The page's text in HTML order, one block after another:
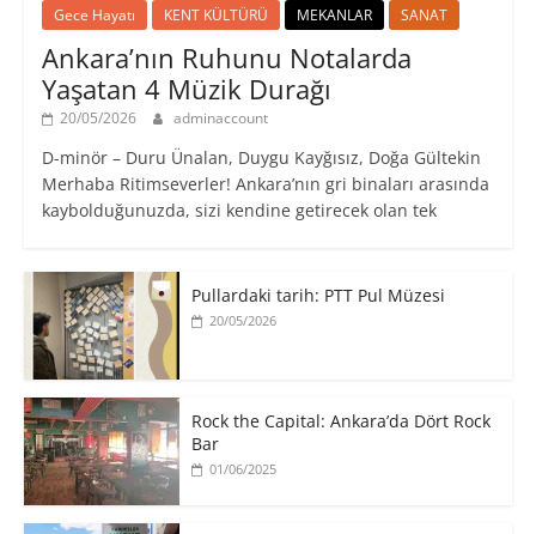
Gece Hayatı KENT KÜLTÜRÜ MEKANLAR SANAT
Ankara’nın Ruhunu Notalarda
Yaşatan 4 Müzik Durağı
20/05/2026 adminaccount
D-minör – Duru Ünalan, Duygu Kayğısız, Doğa Gültekin
Merhaba Ritimseverler! Ankara’nın gri binaları arasında
kaybolduğunuzda, sizi kendine getirecek olan tek
Pullardaki tarih: PTT Pul Müzesi
20/05/2026
Rock the Capital: Ankara’da Dört Rock
Bar
01/06/2025